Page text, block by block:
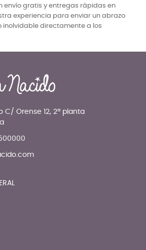
envío gratis y entregas rápidas en
experiencia para enviar un abrazo
inolvidable directamente a los
C/ Orense 12, 2ª planta